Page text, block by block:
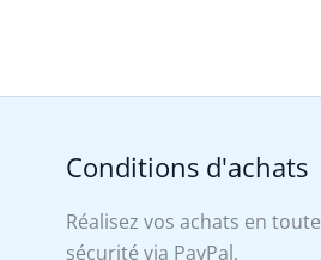
Conditions d'achats
Réalisez vos achats en toute
sécurité via PayPal.